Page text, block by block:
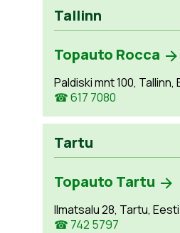
Tallinn
Topauto Rocca
Paldiski mnt 100, Tallinn,
☎ 617 7080
Tartu
Topauto Tartu
Ilmatsalu 28, Tartu, Eesti
☎ 742 5797